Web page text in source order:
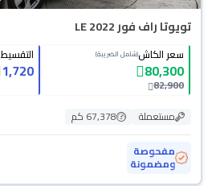
تويوتا راف فور LE 2022
سعر الكاش(شامل الضريبة)
80,300
82,900
التقسيط
1,720
مستعملة
67,378 كم
مفحوصة
ومضمونة